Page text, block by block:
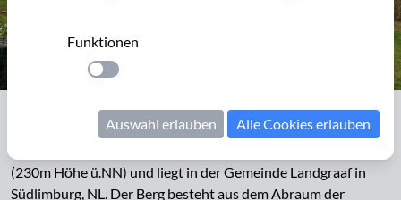
Blick vom Wilhelminaberg auf Landgraaf
(230m Höhe ü.NN) und liegt in der Gemeinde Landgraaf in
Südlimburg, NL. Der Berg besteht aus dem Abraum der
Funktionen
Einstellung anwenden
Auswahl erlauben Alle Cookies erlauben